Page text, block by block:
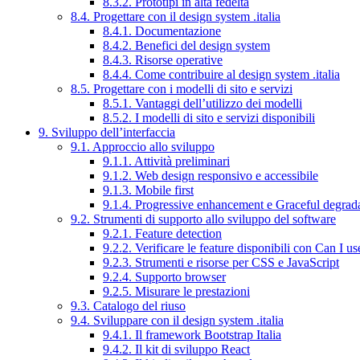
8.4. Progettare con il design system .italia
8.4.1. Documentazione
8.4.2. Benefici del design system
8.4.3. Risorse operative
8.4.4. Come contribuire al design system .italia
8.5. Progettare con i modelli di sito e servizi
8.5.1. Vantaggi dell’utilizzo dei modelli
8.5.2. I modelli di sito e servizi disponibili
9. Sviluppo dell’interfaccia
9.1. Approccio allo sviluppo
9.1.1. Attività preliminari
9.1.2. Web design responsivo e accessibile
9.1.3. Mobile first
9.1.4. Progressive enhancement e Graceful
9.2. Strumenti di supporto allo sviluppo del software
9.2.1. Feature detection
9.2.2. Verificare le feature disponibili con Can I
9.2.3. Strumenti e risorse per CSS e JavaScript
9.2.4. Supporto browser
9.2.5. Misurare le prestazioni
9.3. Catalogo del riuso
9.4. Sviluppare con il design system .italia
9.4.1. Il framework Bootstrap Italia
9.4.2. Il kit di sviluppo React